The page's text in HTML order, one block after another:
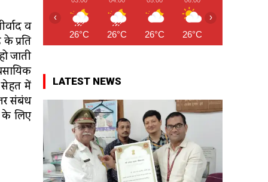
व
प्रति
जाती
सेहत में
संबंध
के लिए
26°C 26°C 26°C 26°C
‹ ›
LATEST NEWS